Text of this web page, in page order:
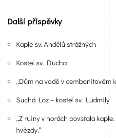
Další příspěvky
Kaple sv. Andělů strážných
Kostel sv. Ducha
„Dům na vodě v cembonitovém
Suchá Loz – kostel sv. Ludmily
„Z ruiny v horách povstala
hvězdy.“